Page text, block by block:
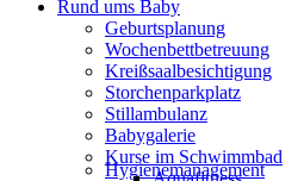
Hygienemanagement
Rund ums Baby
Geburtsplanung
Wochenbettbetreuung
Kreißsaalbesichtigung
Storchenparkplatz
Stillambulanz
Babygalerie
Kurse im Schwimmbad